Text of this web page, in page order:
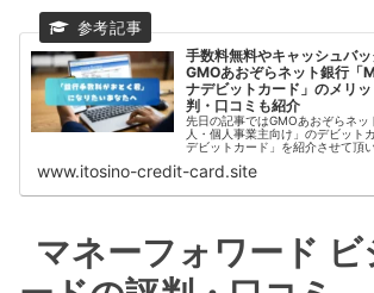
手数料無料やキャッシュバ
GMOあおぞらネット銀行
ナデビットカード」のメリ
判・口コミも紹介
先日の記事ではGMOあおぞらネ
人・個人事業主向け」のデビット
デビットカード」を紹介させて頂
から引き落とされる仕組みのカー...
www.itosino-credit-card.site
マネーフォワード ビ